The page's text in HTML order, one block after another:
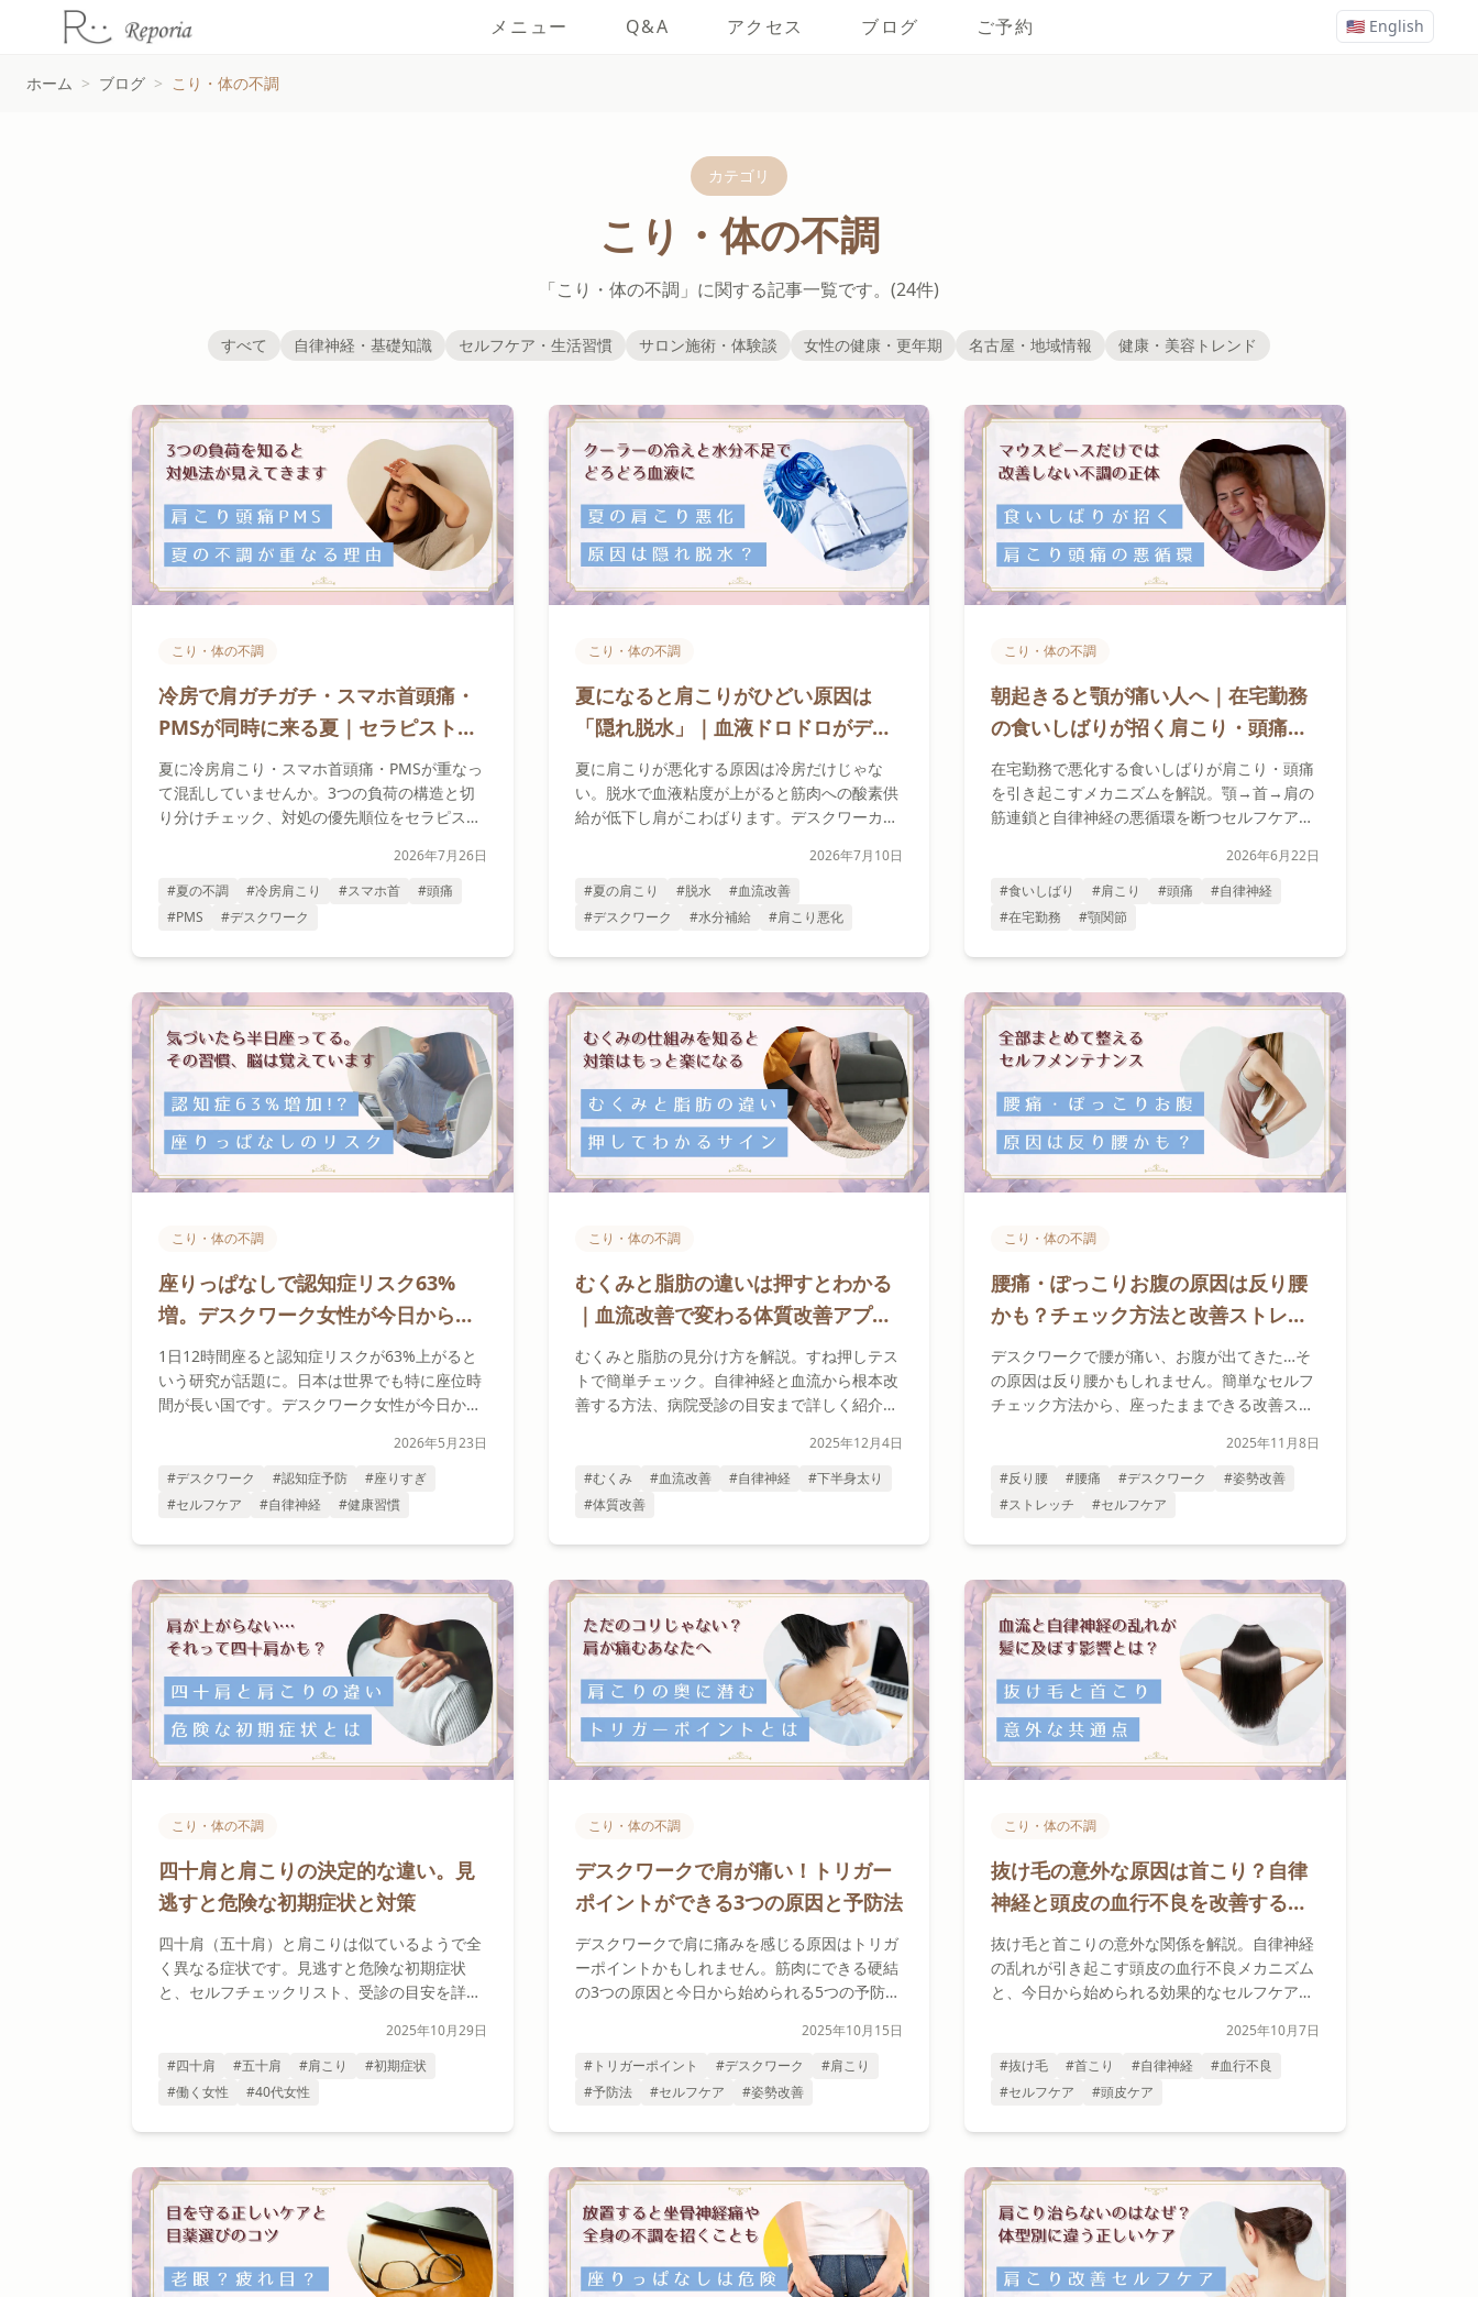
🇺🇸 English
メニュー Q&A アクセス ブログ ご予約
ホーム > ブログ > こり・体の不調
カテゴリ
こり・体の不調
「こり・体の不調」に関する記事一覧です。(24件)
すべて 自律神経・基礎知識 セルフケア・生活習慣 サロン施術・体験談 女性の健康・更年期 名古屋・地域情報 健康・美容トレンド
こり・体の不調の記事一覧
こり・体の不調
冷房で肩ガチガチ・スマホ首頭痛・
PMSが同時に来る夏｜セラピストが
教える不調の切り分けと対処の順番
夏に冷房肩こり・スマホ首頭痛・PMSが重なっ
て混乱していませんか。3つの負荷の構造と切
り分けチェック、対処の優先順位をセラピスト
2026年7月26日
#夏の不調
#冷房肩こり #スマホ首
#頭痛
#PMS
#デスクワーク
こり・体の不調
夏になると肩こりがひどい原因は
「隠れ脱水」｜血液ドロドロがデス
クワーク肩を悪化させる仕組みと対
策5選
夏に肩こりが悪化する原因は冷房だけじゃな
い。脱水で血液粘度が上がると筋肉への酸素供
給が低下し肩がこわばります。デスクワーカー
2026年7月10日
#夏の肩こり
#脱水
#血流改善
#デスクワーク
#水分補給 #肩こり悪化
こり・体の不調
朝起きると顎が痛い人へ｜在宅勤務
の食いしばりが招く肩こり・頭痛の
自律神経連鎖を解説
在宅勤務で悪化する食いしばりが肩こり・頭痛
を引き起こすメカニズムを解説。顎→首→肩の
筋連鎖と自律神経の悪循環を断つセルフケアを
2026年6月22日
#食いしばり
#肩こり #頭痛
#自律神経
#在宅勤務
#顎関節
こり・体の不調
座りっぱなしで認知症リスク63%
増。デスクワーク女性が今日から始
める30分ルールと8000歩習慣
1日12時間座ると認知症リスクが63%上がると
いう研究が話題に。日本は世界でも特に座位時
間が長い国です。デスクワーク女性が今日から
日』を、無理なく続けるコツとセラピスト視点
でやさしく解説します。
2026年5月23日
#デスクワーク
#認知症予防
#座りすぎ
#セルフケア
#自律神経 #健康習慣
こり・体の不調
むくみと脂肪の違いは押すとわかる
｜血流改善で変わる体質改善アプロ
ーチ
むくみと脂肪の見分け方を解説。すね押しテス
トで簡単チェック。自律神経と血流から根本改
善する方法、病院受診の目安まで詳しく紹介し
2025年12月4日
#むくみ
#血流改善 #自律神経
#下半身太り
#体質改善
こり・体の不調
腰痛・ぽっこりお腹の原因は反り腰
かも？チェック方法と改善ストレッ
チ
デスクワークで腰が痛い、お腹が出てきた…そ
の原因は反り腰かもしれません。簡単なセルフ
チェック方法から、座ったままできる改善スト
2025年11月8日
#反り腰
#腰痛 #デスクワーク
#姿勢改善
#ストレッチ
#セルフケア
こり・体の不調
四十肩と肩こりの決定的な違い。見
逃すと危険な初期症状と対策
四十肩（五十肩）と肩こりは似ているようで全
く異なる症状です。見逃すと危険な初期症状
と、セルフチェックリスト、受診の目安を詳し
2025年10月29日
#四十肩
#五十肩 #肩こり
#初期症状
#働く女性
#40代女性
こり・体の不調
デスクワークで肩が痛い！トリガー
ポイントができる3つの原因と予防法
デスクワークで肩に痛みを感じる原因はトリガ
ーポイントかもしれません。筋肉にできる硬結
の3つの原因と今日から始められる5つの予防法
2025年10月15日
#トリガーポイント
#デスクワーク
#肩こり
#予防法
#セルフケア #姿勢改善
こり・体の不調
抜け毛の意外な原因は首こり？自律
神経と頭皮の血行不良を改善するセ
ルフケア
抜け毛と首こりの意外な関係を解説。自律神経
の乱れが引き起こす頭皮の血行不良メカニズム
と、今日から始められる効果的なセルフケア方
2025年10月7日
#抜け毛
#首こり #自律神経
#血行不良
#セルフケア
#頭皮ケア